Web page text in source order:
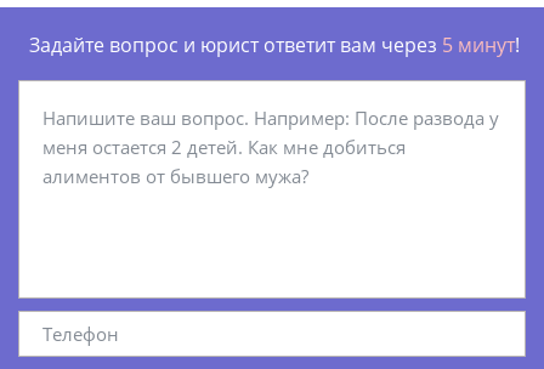
Задайте вопрос и юрист ответит вам через 5 минут!